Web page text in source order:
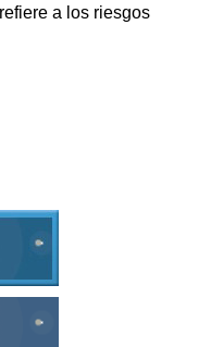
a los riesgos